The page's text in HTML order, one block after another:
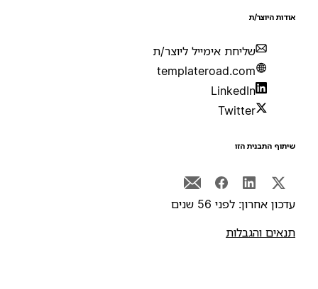
היוצר/ת
שליחת אימייל ליוצר/ת
templateroad.com
LinkedIn
Twitter
התבנית הזו
אחרון: לפני 56 שנים
והגבלות